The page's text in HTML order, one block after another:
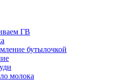
ГВ
бутылочкой
молока